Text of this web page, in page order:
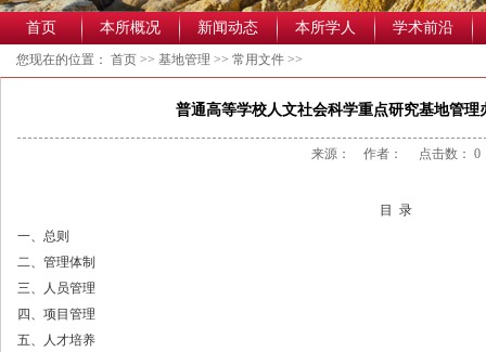
首页 本所概况 新闻动态 本所学人 学术前沿
您现在的位置： 首页 >> 基地管理 >> 常用文件 >>
普通高等学校人文社会科学重点研究基地管理
来源： 作者： 点击数： 0
目
录
一、 总则
二、 管理体制
三、
人员管理
四、 项目管理
五、
人才培养